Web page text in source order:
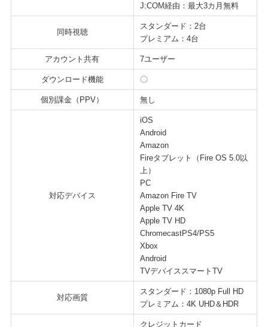
J:COM経由：最大3カ月無料
同時視聴
スタンダード：2台
プレミアム：4台
アカウント共有 7ユーザー
ダウンロード機能 〇
個別課金（PPV） 無し
対応デバイス
iOS
Android
Amazon
Fireタブレット（Fire OS 5.0以
上）
PC
Amazon Fire TV
Apple TV 4K
Apple TV HD
ChromecastPS4/PS5
Xbox
Android
TVデバイススマートTV
対応画質
スタンダード：1080p Full HD
プレミアム：4K UHD＆HDR
クレジットカード